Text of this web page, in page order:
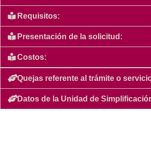
Requisitos:
Presentación de la solicitud:
Costos:
Quejas referente al trámite o
Datos de la Unidad de